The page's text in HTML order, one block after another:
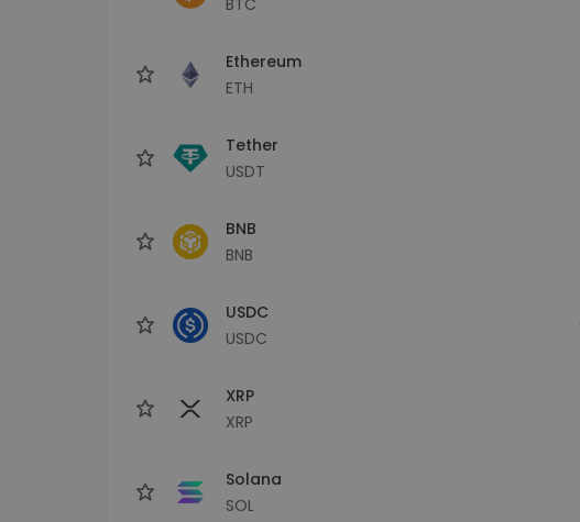
Ethereum
ETH
Tether
USDT
BNB
BNB
USDC
USDC
XRP
XRP
Solana
SOL